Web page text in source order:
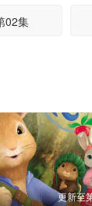
02集
更新至